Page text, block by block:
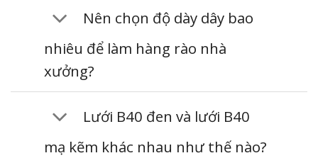
Nên chọn độ dày dây bao
nhiêu để làm hàng rào nhà
xưởng?
Lưới B40 đen và lưới B40
mạ kẽm khác nhau như thế nào?